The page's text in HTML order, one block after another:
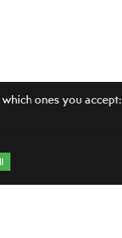
ones you accept: